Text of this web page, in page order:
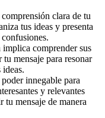
clara de tu
tus ideas y presenta
comprender sus
mensaje para resonar
innegable para
y relevantes
tu mensaje de manera